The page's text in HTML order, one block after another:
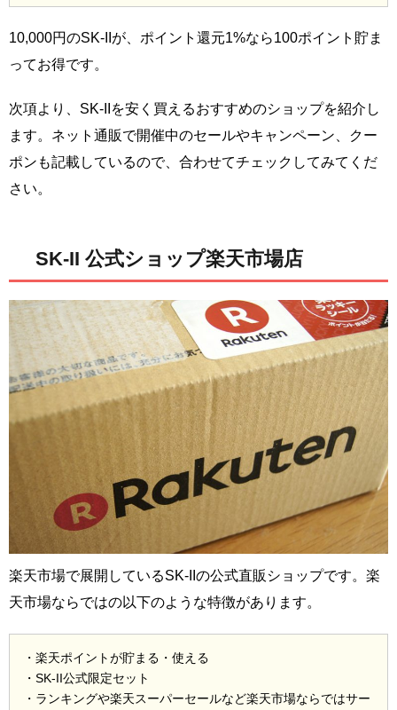
10,000円のSK-IIが、ポイント還元1%なら100ポイント貯ま
ってお得です。
次項より、SK-IIを安く買えるおすすめのショップを紹介し
ます。ネット通販で開催中のセールやキャンペーン、クー
ポンも記載しているので、合わせてチェックしてみてくだ
さい。
SK-II 公式ショップ楽天市場店
楽天市場で展開しているSK-IIの公式直販ショップです。楽
天市場ならではの以下のような特徴があります。
・楽天ポイントが貯まる・使える
・SK-II公式限定セット
・ランキングや楽天スーパーセールなど楽天市場ならではサー